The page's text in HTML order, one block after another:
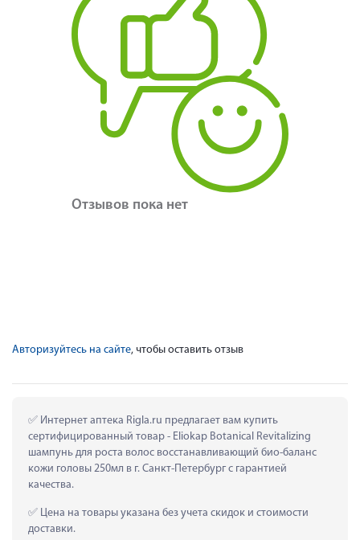
Отзывов пока нет
Авторизуйтесь на сайте, чтобы оставить отзыв
Интернет аптека Rigla.ru предлагает вам купить
сертифицированный товар - Eliokap Botanical Revitalizing
шампунь для роста волос восстанавливающий био-баланс
кожи головы 250мл в г. Санкт-Петербург с гарантией
качества.
Цена на товары указана без учета скидок и стоимости
доставки.